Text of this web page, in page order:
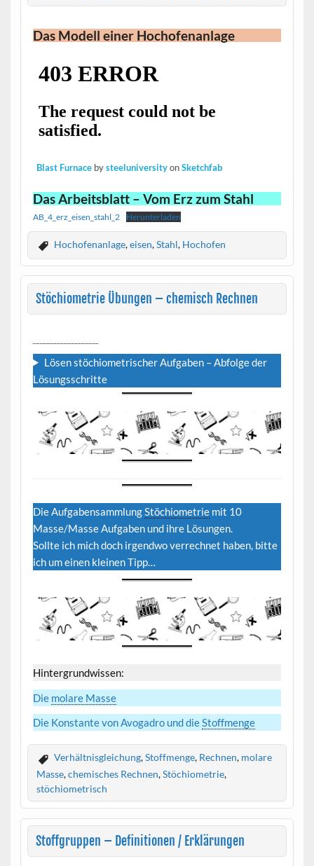
Das Modell einer Hochofenanlage
Blast Furnace bysteeluniversityonSketchfab
Das Arbeitsblatt – Vom Erz zum Stahl
AB_4_erz_eisen_stahl_2 Herunterladen
Hochofenanlage,eisen,Stahl, Hochofen
Stöchiometrie Übungen – chemisch Rechnen
Lösen stöchiometrischer Aufgaben – Abfolge der
Lösungsschritte
Die AufgabensammlungStöchiometriemit 10
Masse/Masse Aufgaben und ihre Lösungen.
Sollte ich mich doch irgendwo verrechnet haben, bitte
ich um einen kleinen Tipp…
Hintergrundwissen:
Die molare Masse
Die Konstante von Avogadro und dieStoffmenge
Verhältnisgleichung,Stoffmenge, Rechnen, molare
Masse,chemisches Rechnen,Stöchiometrie,
stöchiometrisch
Stoffgruppen – Definitionen / Erklärungen